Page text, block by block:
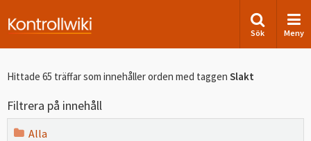
Sök Meny
Hittade 65 träffar som innehåller orden med taggen Slakt
Filtrera på innehåll
Alla